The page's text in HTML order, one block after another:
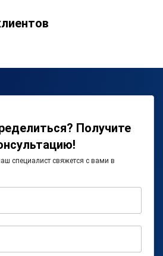
Получите
специалист свяжется с вами в